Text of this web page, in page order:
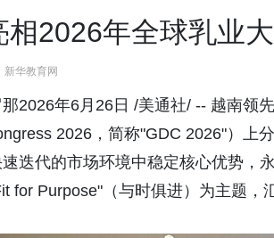
相2026年全球乳业
华教育网
2026年6月26日 /美通社/ -- 越南领
2026，简称"GDC 2026"）
迭代的市场环境中稳定核心优势，
for Purpose"（与时俱进）为主题